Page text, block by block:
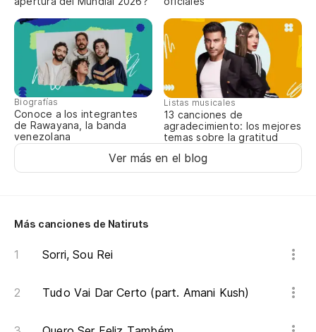
Biografías
Conoce a los integrantes
de Rawayana, la banda
venezolana
Listas musicales
13 canciones de
agradecimiento: los mejores
temas sobre la gratitud
Ver más en el blog
Más canciones de Natiruts
Sorri, Sou Rei
Tudo Vai Dar Certo (part. Amani Kush)